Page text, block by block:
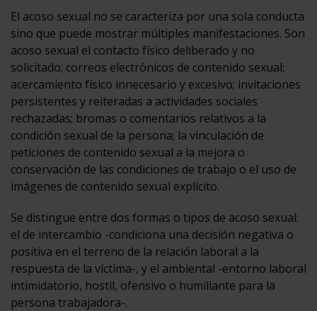
El acoso sexual no se caracteriza por una sola conducta
sino que puede mostrar múltiples manifestaciones. Son
acoso sexual el contacto físico deliberado y no
solicitado; correos electrónicos de contenido sexual;
acercamiento físico innecesario y excesivo; invitaciones
persistentes y reiteradas a actividades sociales
rechazadas; bromas o comentarios relativos a la
condición sexual de la persona; la vinculación de
peticiones de contenido sexual a la mejora o
conservación de las condiciones de trabajo o el uso de
imágenes de contenido sexual explícito.
Se distingue entre dos formas o tipos de acoso sexual:
el de intercambio -condiciona una decisión negativa o
positiva en el terreno de la relación laboral a la
respuesta de la víctima-, y el ambiental -entorno laboral
intimidatorio, hostil, ofensivo o humillante para la
persona trabajadora-.